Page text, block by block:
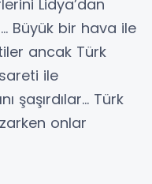
Lidya’dan
Büyük bir hava ile
ancak Türk
ile
şaşırdılar… Türk
onlar